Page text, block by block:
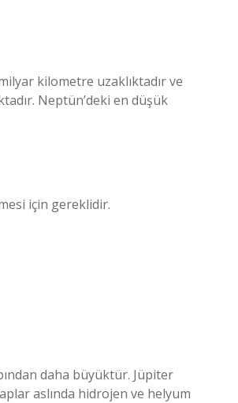
kilometre uzaklıktadır ve
Neptün’deki en düşük
için gereklidir.
daha büyüktür. Jüpiter
aslında hidrojen ve helyum